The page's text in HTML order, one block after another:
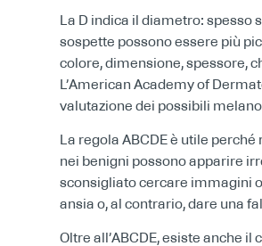
La D indica il diametro: spesso
sospette possono essere più
colore, dimensione, spessore,
L’American Academy of
valutazione dei possibili
La regola ABCDE è utile
nei benigni possono apparire
sconsigliato cercare immagini
ansia o, al contrario, dare una
Oltre all’ABCDE, esiste anche